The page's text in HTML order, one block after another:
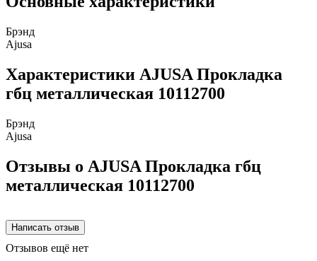
Брэнд
Ajusa
Характеристики AJUSA Прокладка
гбц металлическая 10112700
Брэнд
Ajusa
Отзывы о AJUSA Прокладка гбц
металлическая 10112700
Отзывов ещё нет